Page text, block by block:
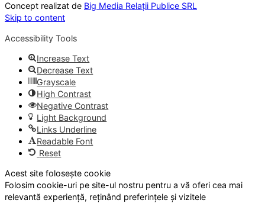
Concept realizat de Big Media Relații Publice SRL
Skip to content
Accessibility Tools
Increase Text
Decrease Text
Grayscale
High Contrast
Negative Contrast
Light Background
Links Underline
Readable Font
Reset
Acest site folosește cookie
Folosim cookie-uri pe site-ul nostru pentru a vă oferi cea mai
relevantă experiență, reținând preferințele și vizitele